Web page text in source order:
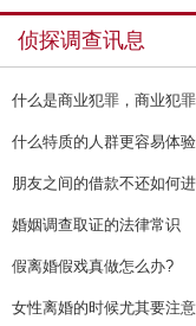
侦探调查讯息
什么是商业犯罪，商业犯
什么特质的人群更容易体
朋友之间的借款不还如何
婚姻调查取证的法律常识
假离婚假戏真做怎么办?
女性离婚的时候尤其要注